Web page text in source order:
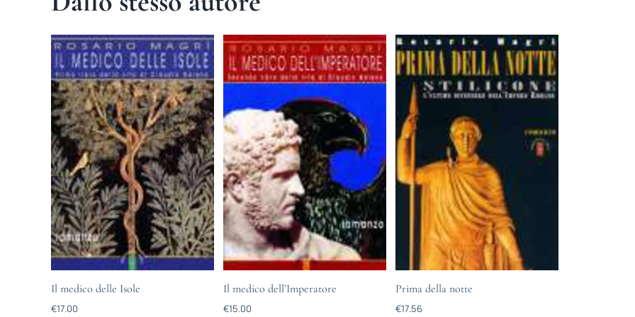
Il medico delle Isole
€17.00
Il medico dell’Imperatore
€15.00
Prima della notte
€17.56